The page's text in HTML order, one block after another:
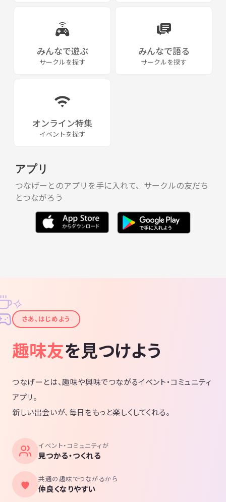
みんなで遊ぶ
サークルを探す
みんなで語る
サークルを探す
オンライン特集
イベントを探す
アプリ
つなげーとのアプリを手に入れて、サークルの友だち
とつながろう
✦
✧
さあ、はじめよう
趣味友を見つけよう
つなげーとは、趣味や興味でつながるイベント・コミュニティ
アプリ。
新しい出会いが、毎日をもっと楽しくしてくれる。
イベント・コミュニティが
見つかる・つくれる
共通の趣味でつながるから
仲良くなりやすい